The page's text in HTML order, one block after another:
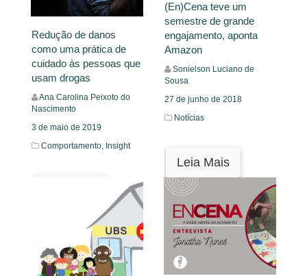
Redução de danos
como uma prática de
cuidado às pessoas que
usam drogas
Ana Carolina Peixoto do
Nascimento
3 de maio de 2019
Comportamento, Insight
(En)Cena teve um
semestre de grande
engajamento, aponta
Amazon
Sonielson Luciano de
Sousa
27 de junho de 2018
Notícias
Leia Mais